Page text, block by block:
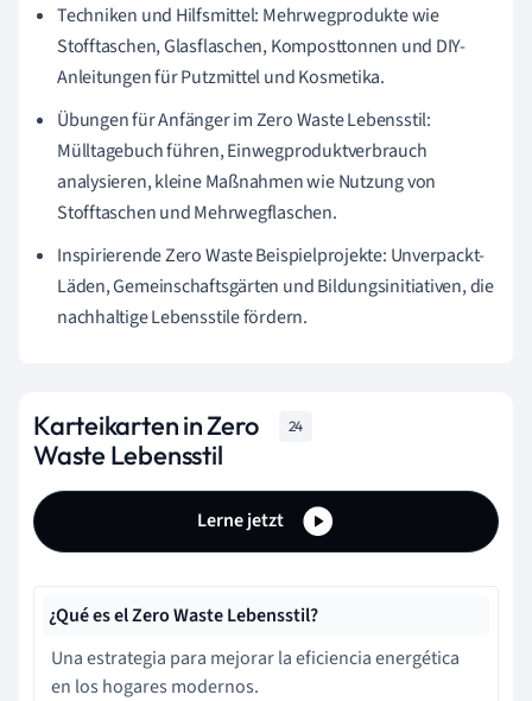
Techniken und Hilfsmittel: Mehrwegprodukte wie
Stofftaschen, Glasflaschen, Komposttonnen und DIY-
Anleitungen für Putzmittel und Kosmetika.
Übungen für Anfänger im Zero Waste Lebensstil:
Mülltagebuch führen, Einwegproduktverbrauch
analysieren, kleine Maßnahmen wie Nutzung von
Stofftaschen und Mehrwegflaschen.
Inspirierende Zero Waste Beispielprojekte: Unverpackt-
Läden, Gemeinschaftsgärten und Bildungsinitiativen, die
nachhaltige Lebensstile fördern.
Karteikarten in Zero
Waste Lebensstil
24
Lerne jetzt
¿Qué es el Zero Waste Lebensstil?
Una estrategia para mejorar la eficiencia energética
en los hogares modernos.